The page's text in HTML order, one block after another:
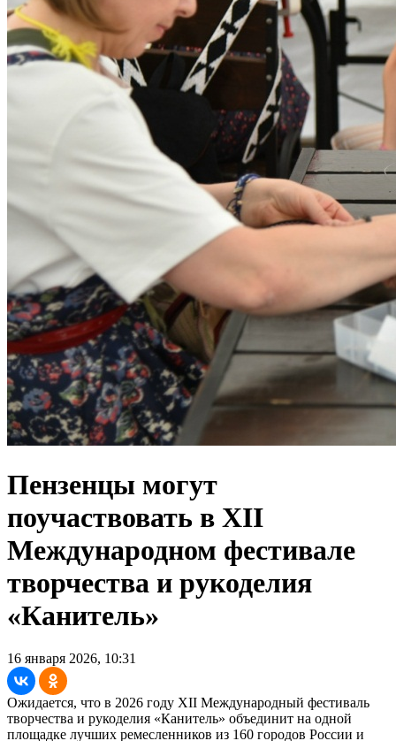
Пензенцы могут
поучаствовать в XII
Международном фестивале
творчества и рукоделия
«Канитель»
16 января 2026, 10:31
Ожидается, что в 2026 году XII Международный фестиваль
творчества и рукоделия «Канитель» объединит на одной
площадке лучших ремесленников из 160 городов России и